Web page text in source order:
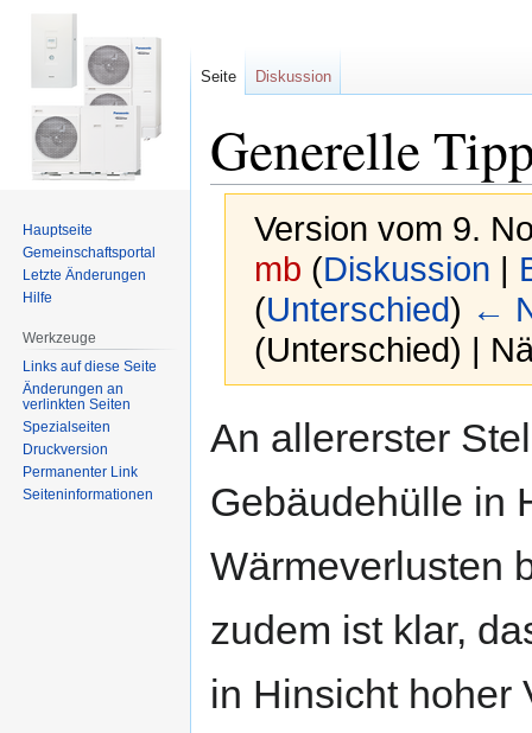
Generelle
Version vom 9.
mb (Diskussion |
(Unterschied) ←
(Unterschied) |
Navigation
Suche
An allererster
Gebäudehülle in
Wärmeverlusten
zudem ist klar,
in Hinsicht hoher
Seite Diskussion
Hauptseite
Gemeinschafts­portal
Letzte Änderungen
Hilfe
Werkzeuge
Links auf diese Seite
Änderungen an
verlinkten Seiten
Spezialseiten
Druckversion
Permanenter Link
Seiten­informationen